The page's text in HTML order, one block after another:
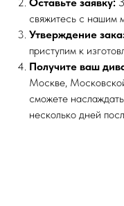
свяжитесь с нашим
Утверждение
приступим к
Получите ваш
Москве,
сможете
несколько дней